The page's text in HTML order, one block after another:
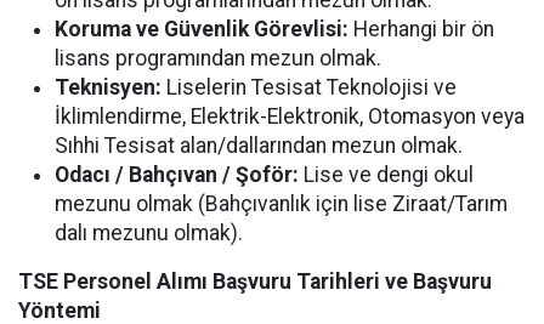
Koruma ve Güvenlik Görevlisi: Herhangi bir ön
lisans programından mezun olmak.
Teknisyen: Liselerin Tesisat Teknolojisi ve
İklimlendirme, Elektrik-Elektronik, Otomasyon veya
Sıhhi Tesisat alan/dallarından mezun olmak.
Odacı / Bahçıvan / Şoför: Lise ve dengi okul
mezunu olmak (Bahçıvanlık için lise Ziraat/Tarım
dalı mezunu olmak).
TSE Personel Alımı Başvuru Tarihleri ve Başvuru
Yöntemi